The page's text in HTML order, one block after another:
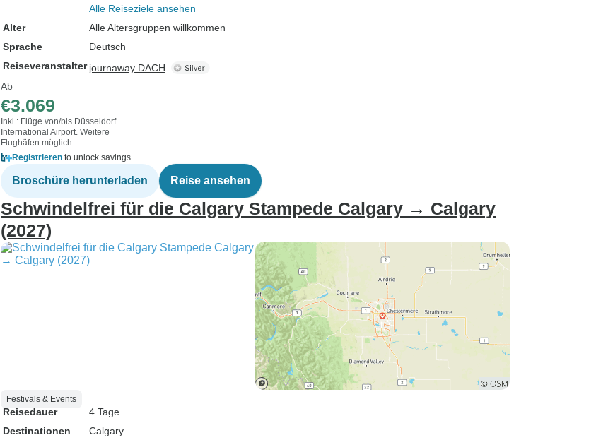
Alle Reiseziele ansehen
Alter
Alle Altersgruppen willkommen
Sprache
Deutsch
Reiseveranstalter journaway DACH
Ab
€3.069
Inkl.: Flüge von/bis Düsseldorf
International Airport. Weitere
Flughäfen möglich.
Registrieren to unlock savings
Broschüre herunterladen Reise ansehen
Schwindelfrei für die Calgary Stampede Calgary → Calgary
(2027)
Festivals & Events
Reisedauer
4 Tage
Destinationen
Calgary